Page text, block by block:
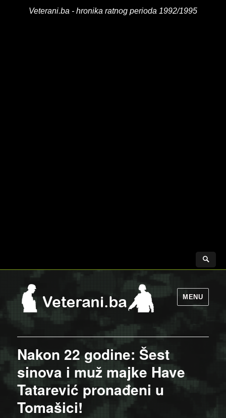
Veterani.ba - hronika ratnog perioda 1992/1995
MENU
Nakon 22 godine: Šest
sinova i muž majke Have
Tatarević pronađeni u
Tomašici!